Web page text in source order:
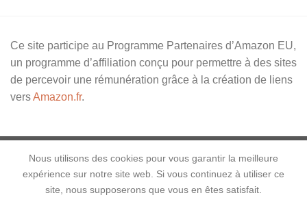
Ce site participe au Programme Partenaires d’Amazon EU,
un programme d’affiliation conçu pour permettre à des sites
de percevoir une rémunération grâce à la création de liens
versAmazon.fr.
Blog chiens et autres animaux A propos
Contact
Politique de confidentialité
Mentions légales
CGV
Nous utilisons des cookies pour vous garantir la meilleure
expérience sur notre site web. Si vous continuez à utiliser ce
site, nous supposerons que vous en êtes satisfait.